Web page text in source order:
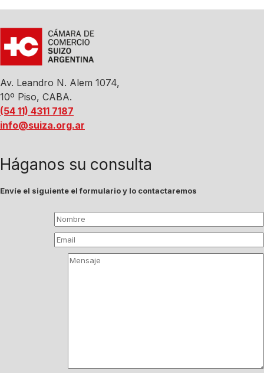
Av. Leandro N. Alem 1074,
10º Piso, CABA.
(54 11) 4311 7187
info@suiza.org.ar
Háganos su consulta
Envíe el siguiente el formulario y lo contactaremos